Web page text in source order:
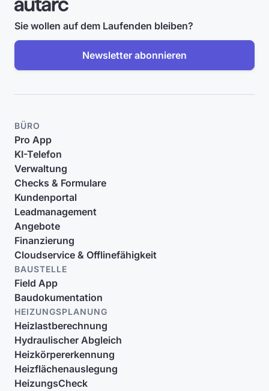
Sie wollen auf dem Laufenden bleiben?
Newsletter abonnieren
BÜRO
Pro App
KI-Telefon
Verwaltung
Checks & Formulare
Kundenportal
Leadmanagement
Angebote
Finanzierung
Cloudservice & Offlinefähigkeit
BAUSTELLE
Field App
Baudokumentation
HEIZUNGSPLANUNG
Heizlastberechnung
Hydraulischer Abgleich
Heizkörpererkennung
Heizflächenauslegung
HeizungsCheck